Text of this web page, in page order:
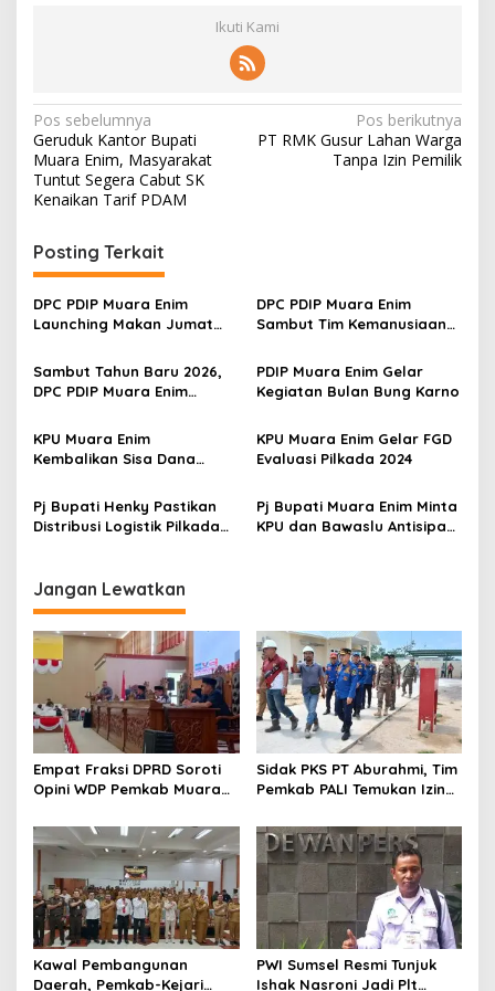
Ikuti Kami
N
a
v
g
a
s
p
o
s
Pos sebelumnya
Geruduk Kantor Bupati
Muara Enim, Masyarakat
Tuntut Segera Cabut SK
Kenaikan Tarif PDAM
Pos berikutnya
PT RMK Gusur Lahan Warga
Tanpa Izin Pemilik
Posting Terkait
DPC PDIP Muara Enim
Launching Makan Jumat
DPC PDIP Muara Enim
Sambut Tim Kemanusiaan
Sambut Tahun Baru 2026,
DPC PDIP Muara Enim
PDIP Muara Enim Gelar
Kegiatan Bulan Bung Karno
KPU Muara Enim
Kembalikan Sisa Dana
KPU Muara Enim Gelar FGD
Evaluasi Pilkada 2024
Pj Bupati Henky Pastikan
Distribusi Logistik Pilkada
Pj Bupati Muara Enim Minta
KPU dan Bawaslu Antisipasi
Jangan Lewatkan
Empat Fraksi DPRD Soroti
Opini WDP Pemkab Muara
Kelola Keuangan
Sidak PKS PT Aburahmi, Tim
Pemkab PALI Temukan Izin
Kawal Pembangunan
Daerah, Pemkab-Kejari
PWI Sumsel Resmi Tunjuk
Ishak Nasroni Jadi Plt